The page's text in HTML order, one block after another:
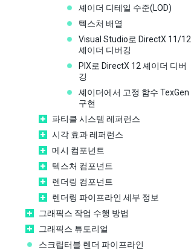
셰이더 디테일 수준(LOD)
텍스처 배열
Visual Studio로 DirectX 11/12
셰이더 디버깅
PIX로 DirectX 12 셰이더 디버
깅
셰이더에서 고정 함수 TexGen
구현
파티클 시스템 레퍼런스
시각 효과 레퍼런스
메시 컴포넌트
텍스처 컴포넌트
렌더링 컴포넌트
렌더링 파이프라인 세부 정보
그래픽스 작업 수행 방법
그래픽스 튜토리얼
스크립터블 렌더 파이프라인